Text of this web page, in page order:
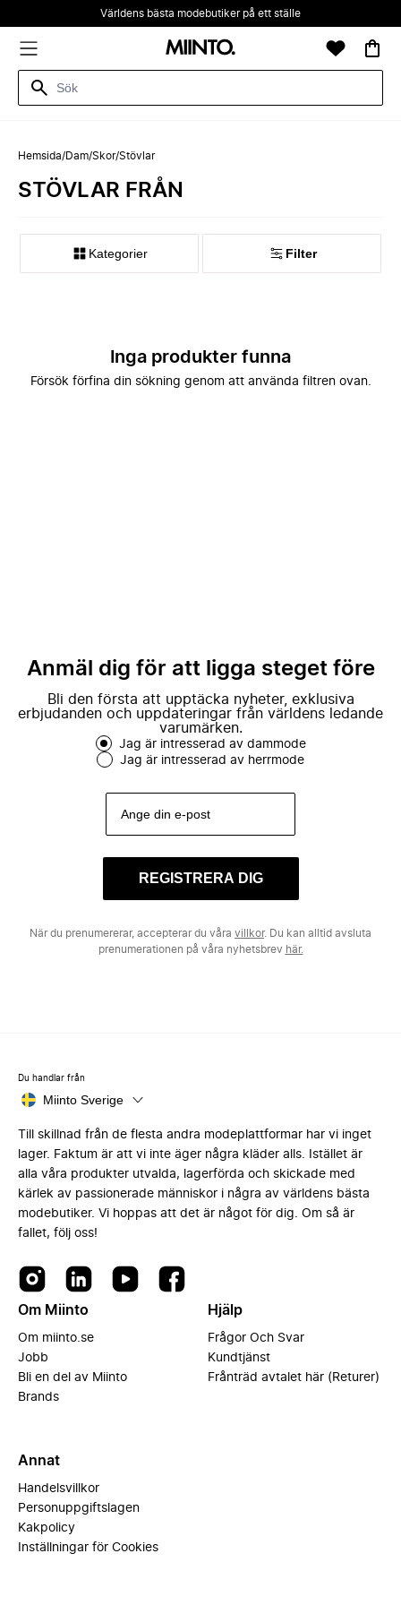
Världens bästa modebutiker på ett ställe
Hemsida/Dam/Skor/Stövlar
STÖVLAR FRÅN
Kategorier Filter
Inga produkter funna
Försök förfina din sökning genom att använda filtren ovan.
Anmäl dig för att ligga steget före
Bli den första att upptäcka nyheter, exklusiva
erbjudanden och uppdateringar från världens ledande
varumärken.
Jag är intresserad av dammode
Jag är intresserad av herrmode
REGISTRERA DIG
När du prenumererar, accepterar du våra villkor. Du kan alltid avsluta
prenumerationen på våra nyhetsbrev här.
Du handlar från
Miinto Sverige
Till skillnad från de flesta andra modeplattformar har vi inget
lager. Faktum är att vi inte äger några kläder alls. Istället är
alla våra produkter utvalda, lagerförda och skickade med
kärlek av passionerade människor i några av världens bästa
modebutiker. Vi hoppas att det är något för dig. Om så är
fallet, följ oss!
Om Miinto
Om miinto.se
Jobb
Bli en del av Miinto
Brands
Hjälp
Frågor Och Svar
Kundtjänst
Frånträd avtalet här (Returer)
Annat
Handelsvillkor
Personuppgiftslagen
Kakpolicy
Inställningar för Cookies